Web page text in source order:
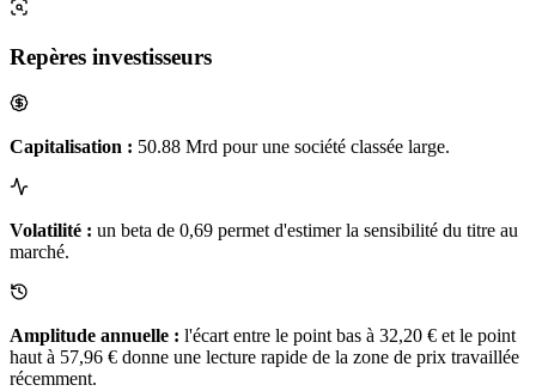
Repères investisseurs
Capitalisation : 50.88 Mrd pour une société classée large.
Volatilité : un beta de 0,69 permet d'estimer la sensibilité du titre au
marché.
Amplitude annuelle : l'écart entre le point bas à 32,20 € et le point
haut à 57,96 € donne une lecture rapide de la zone de prix travaillée
récemment.